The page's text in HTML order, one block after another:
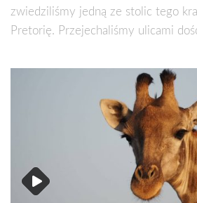
zwiedziliśmy jedną ze stolic tego
Pretorię. Przejechaliśmy ulicami